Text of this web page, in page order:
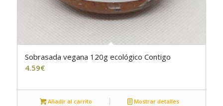
Sobrasada vegana 120g ecológico Contigo
4.59€
Añadir al carrito Mostrar detalles